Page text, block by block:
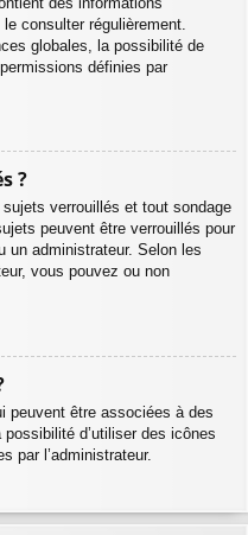
consulter régulièrement.
globales, la possibilité de
définies par
?
verrouillés et tout sondage
peuvent être verrouillés pour
un administrateur. Selon les
vous pouvez ou non
peuvent être associées à des
d’utiliser des icônes
par l’administrateur.